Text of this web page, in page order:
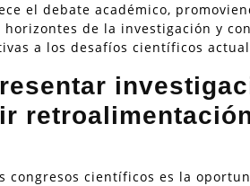
el debate académico,
de la investigación y
a los desafíos científicos
congresos científicos es la